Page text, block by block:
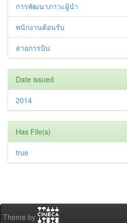
การพัฒนาภาวะผู้นำ
พนักงานต้อนรับ
สายการบิน
Date issued
2014
Has File(s)
true
Theme by